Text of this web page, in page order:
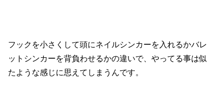
フックを小さくして頭にネイルシンカーを入れるかバレ
ットシンカーを背負わせるかの違いで、やってる事は似
たような感じに思えてしまうんです。